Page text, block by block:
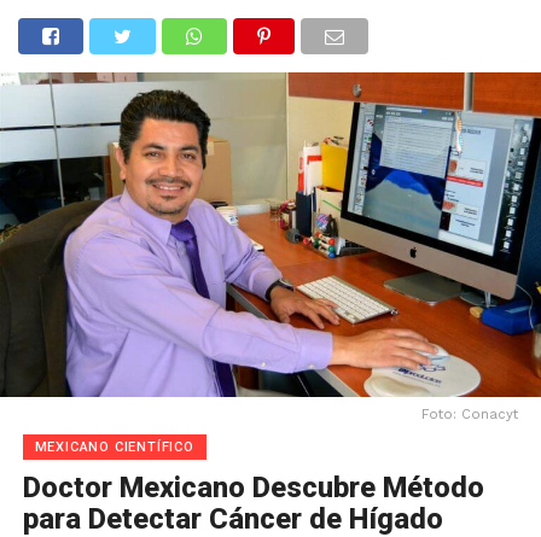
Foto: Conacyt
MEXICANO CIENTÍFICO
Doctor Mexicano Descubre Método
para Detectar Cáncer de Hígado